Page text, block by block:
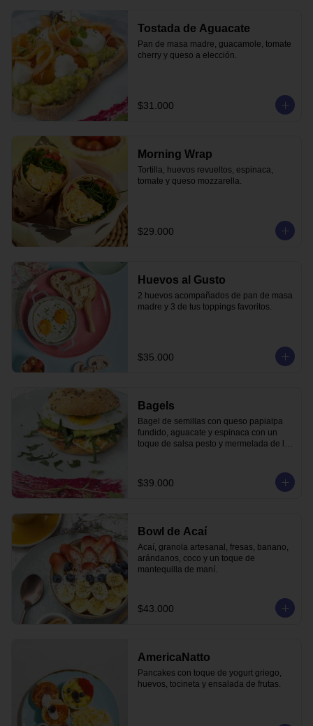
Tostada de Aguacate
Pan de masa madre, guacamole, tomate
cherry y queso a elección.
$31.000
Morning Wrap
Tortilla, huevos revueltos, espinaca,
tomate y queso mozzarella.
$29.000
Huevos al Gusto
2 huevos acompañados de pan de masa
madre y 3 de tus toppings favoritos.
$35.000
Bagels
Bagel de semillas con queso papialpa
fundido, aguacate y espinaca con un
toque de salsa pesto y mermelada de la
$39.000
Bowl de Acaí
Acaí, granola artesanal, fresas, banano,
arándanos, coco y un toque de
mantequilla de maní.
$43.000
AmericaNatto
Pancakes con toque de yogurt griego,
huevos, tocineta y ensalada de frutas.